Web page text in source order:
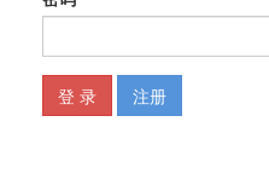
5.3.2 刻度 111
5.4 散点图 113
6.1 颜色 116